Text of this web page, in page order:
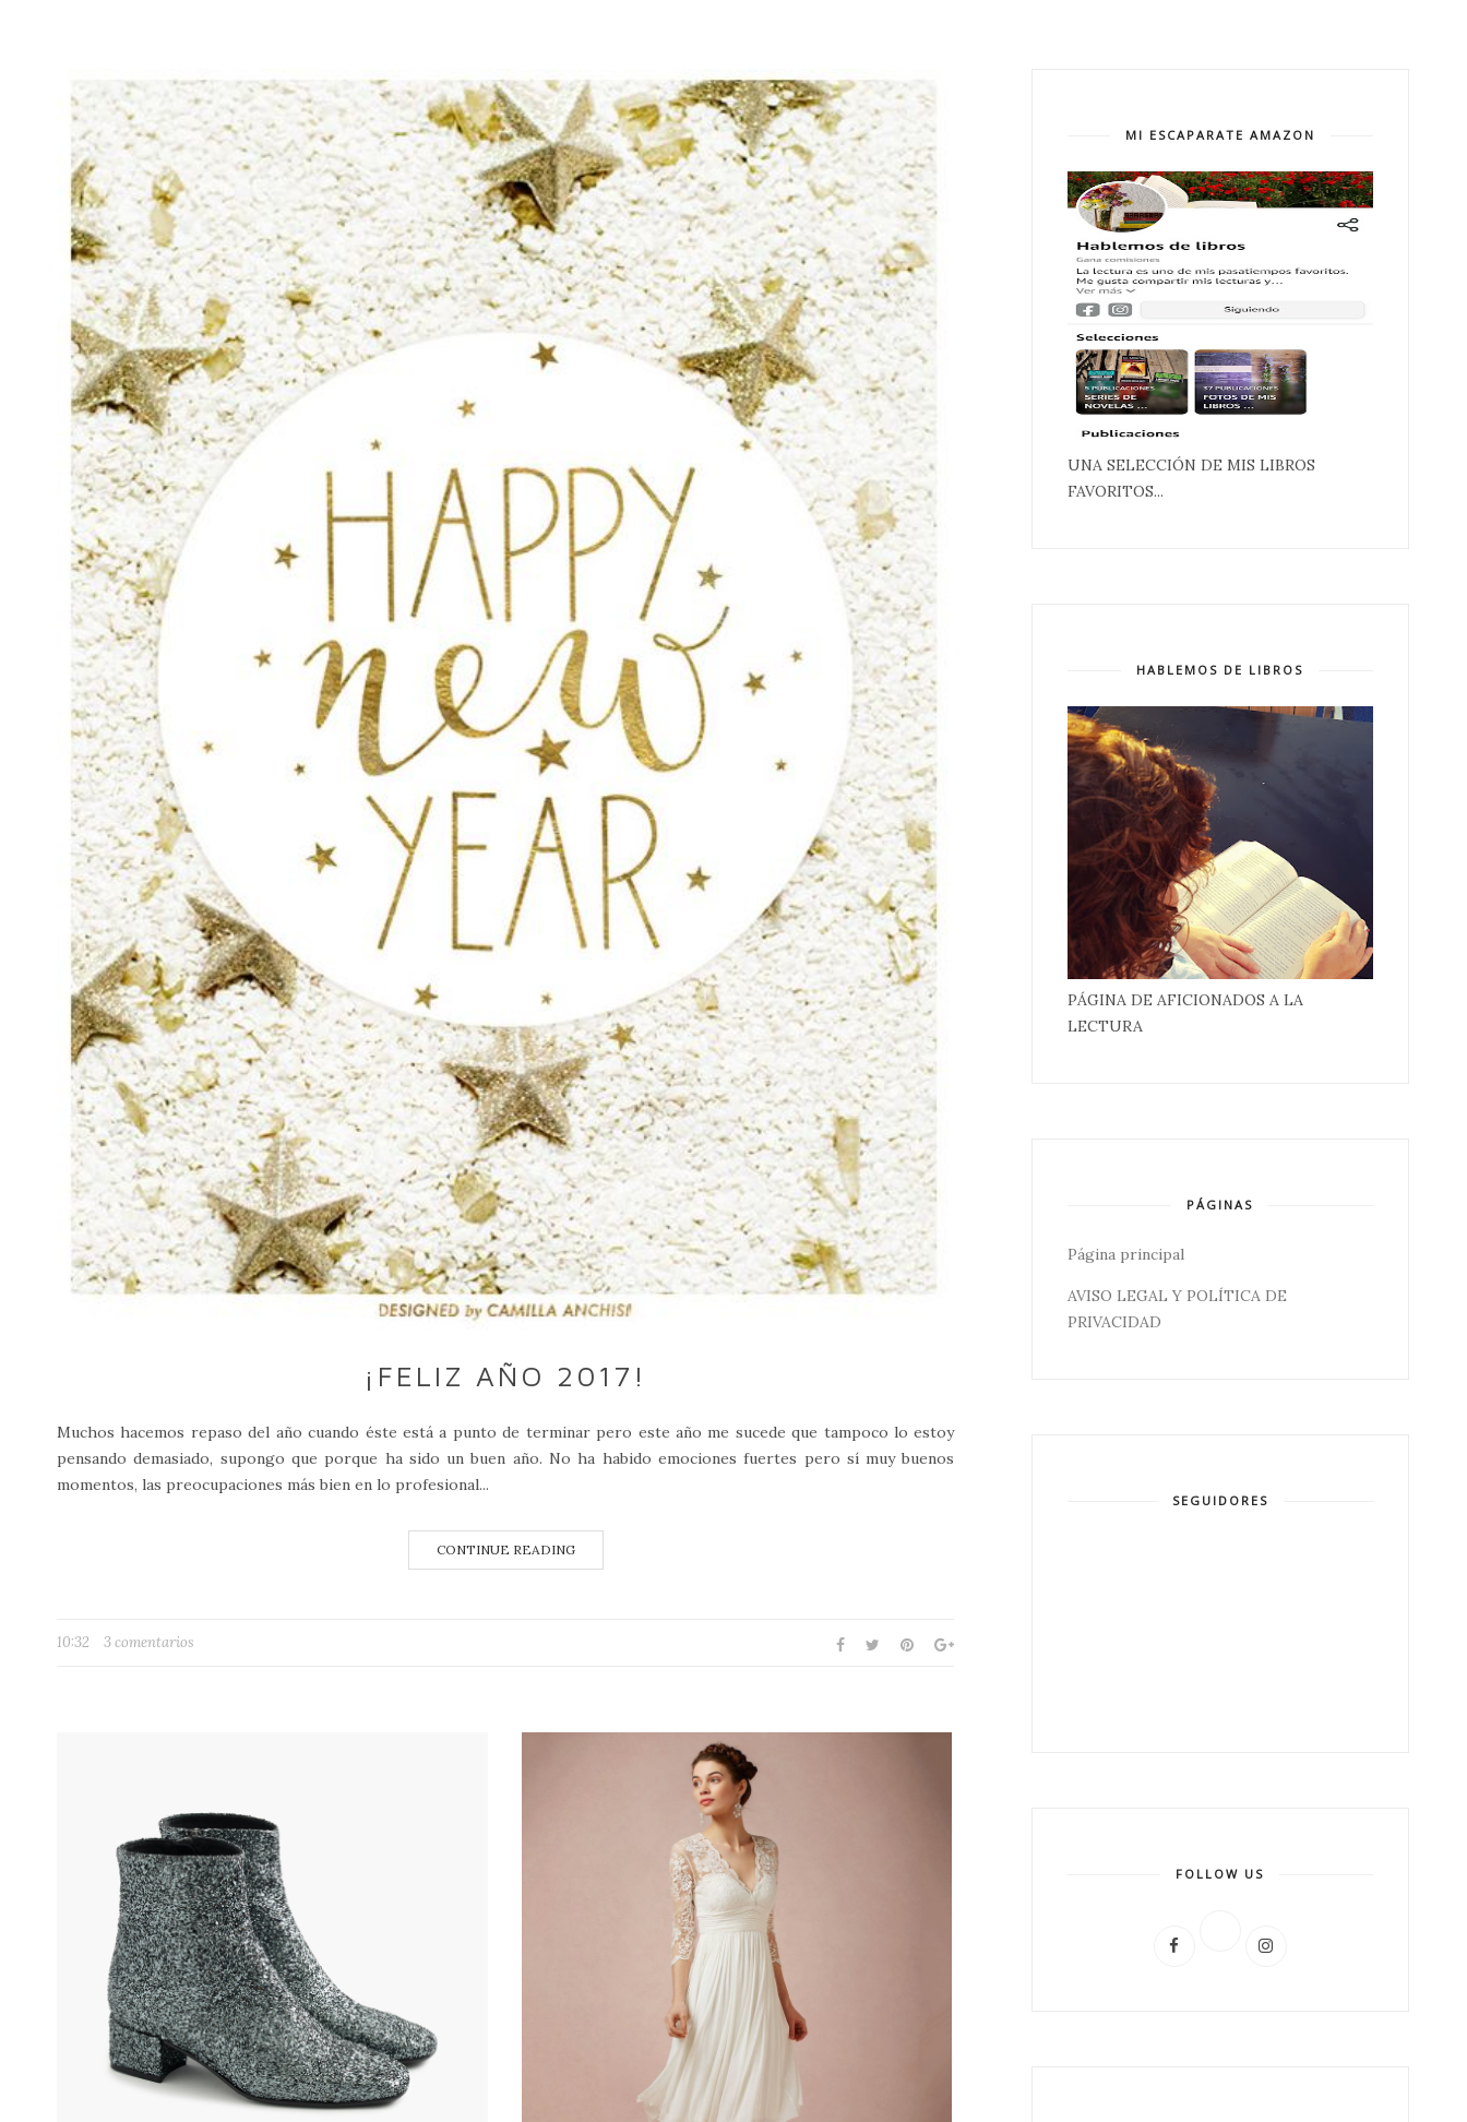
¡FELIZ AÑO 2017!
Muchos hacemos repaso del año cuando éste está a punto de terminar pero este año me sucede que tampoco lo estoy
pensando demasiado, supongo que porque ha sido un buen año. No ha habido emociones fuertes pero sí muy buenos
momentos, las preocupaciones más bien en lo profesional...
CONTINUE READING
10:32 3 comentarios
MI ESCAPARATE AMAZON
UNA SELECCIÓN DE MIS LIBROS
FAVORITOS...
HABLEMOS DE LIBROS
PÁGINA DE AFICIONADOS A LA
LECTURA
PÁGINAS
Página principal
AVISO LEGAL Y POLÍTICA DE
PRIVACIDAD
SEGUIDORES
FOLLOW US